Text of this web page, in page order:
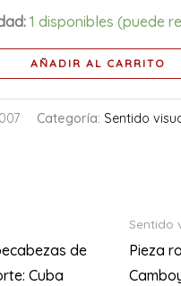
1 disponibles (puede
AÑADIR AL CARRITO
Categoría: Sentido
de
Cuba
Sentido
Pieza